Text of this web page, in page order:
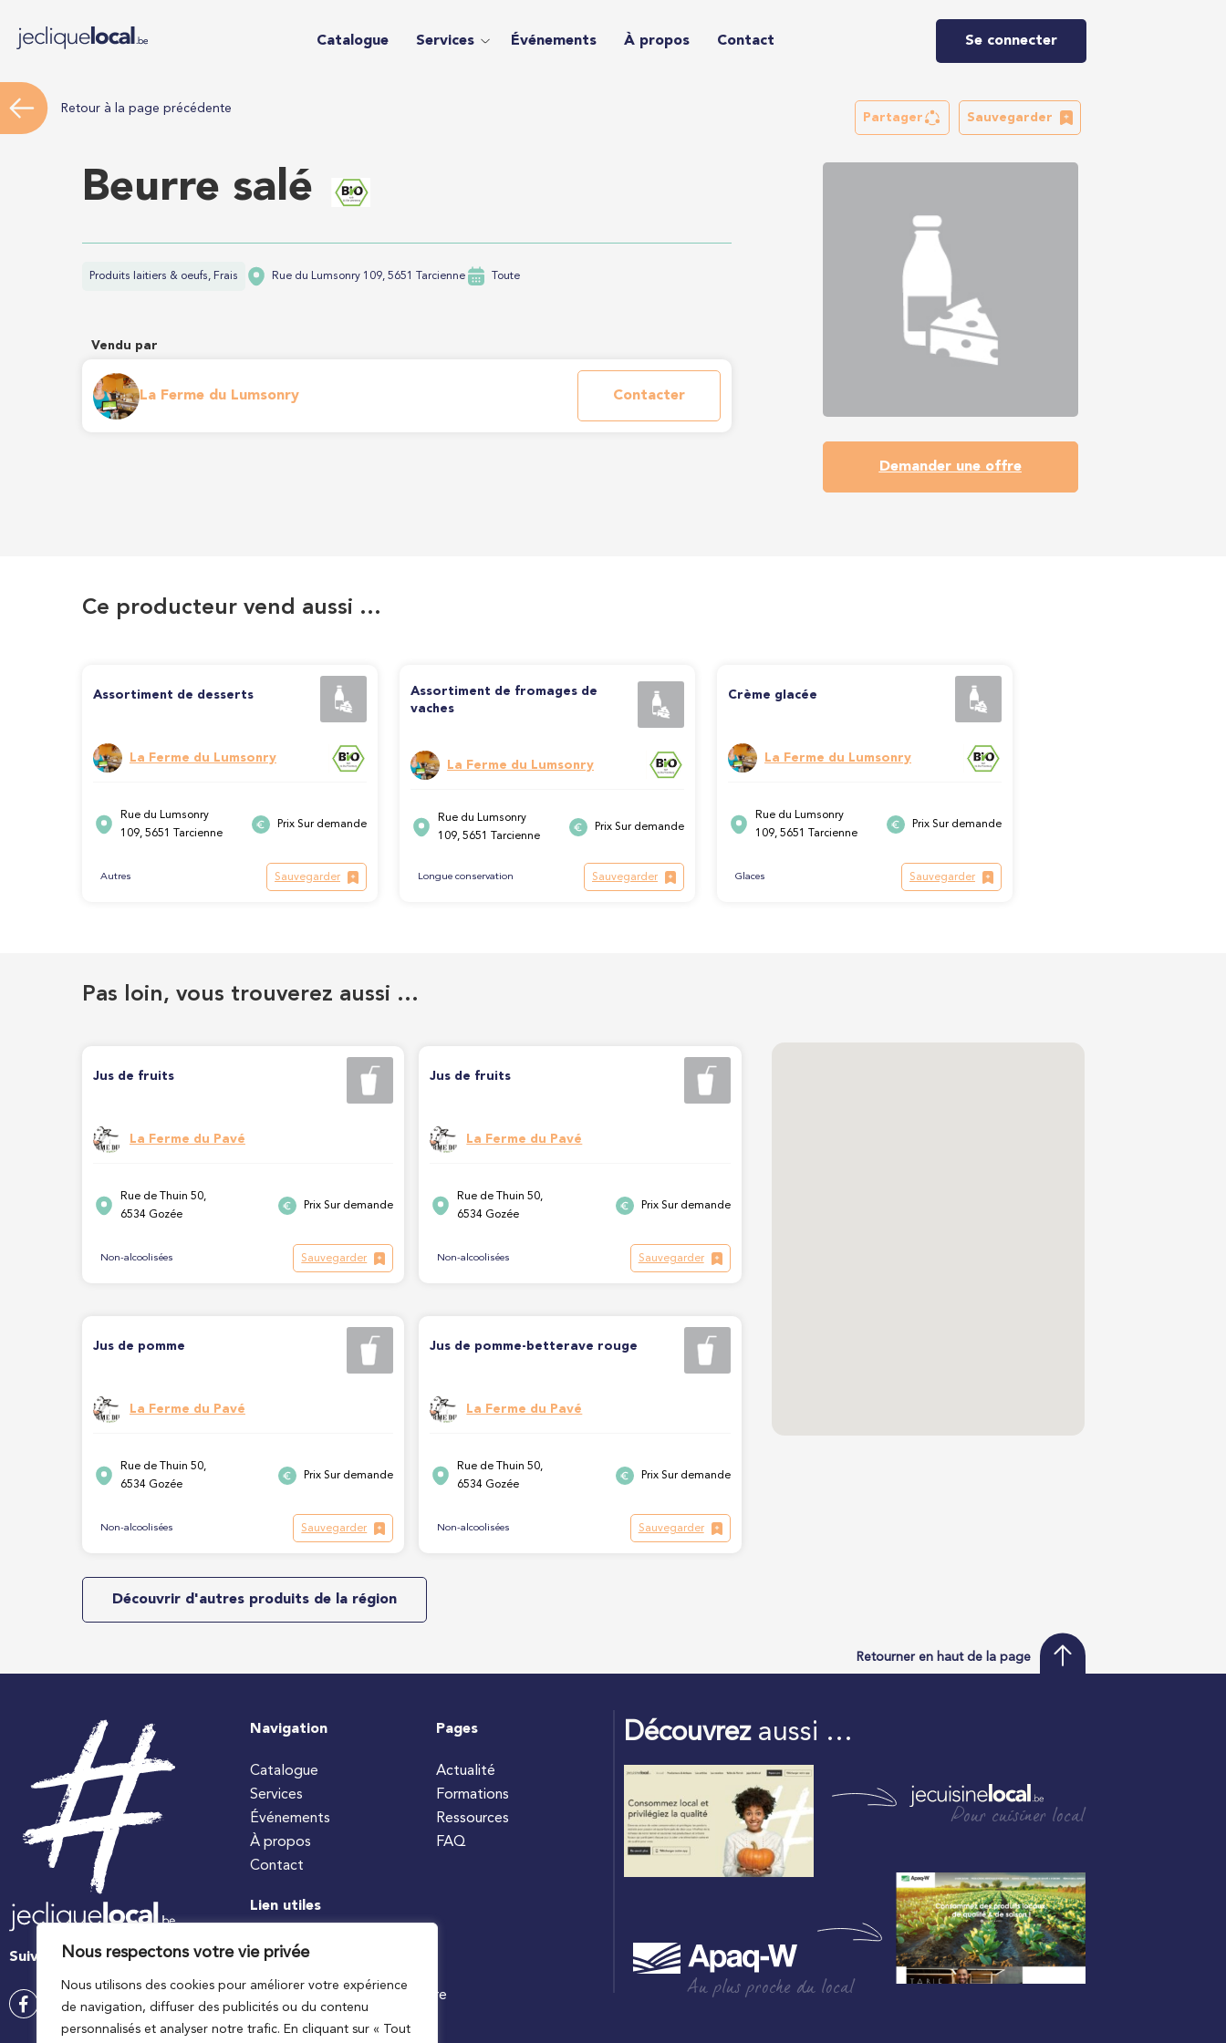
Nous respectons votre vie privée
Nous utilisons des cookies pour améliorer votre expérience
de navigation, diffuser des publicités ou du contenu
personnalisés et analyser notre trafic. En cliquant sur « Tout
Catalogue Services Événements À propos Contact Se connecter
Retour à la page précédente
Partager Sauvegarder
Beurre salé
Produits laitiers & oeufs, Frais Rue du Lumsonry 109, 5651 Tarcienne Toute
Vendu par
La Ferme du Lumsonry Contacter
Demander une offre
Ce producteur vend aussi …
Assortiment de desserts
La Ferme du Lumsonry
Rue du Lumsonry
109, 5651 Tarcienne
Prix Sur demande
Autres Sauvegarder
Assortiment de fromages de
vaches
La Ferme du Lumsonry
Rue du Lumsonry
109, 5651 Tarcienne
Prix Sur demande
Longue conservation Sauvegarder
Crème glacée
La Ferme du Lumsonry
Rue du Lumsonry
109, 5651 Tarcienne
Prix Sur demande
Glaces Sauvegarder
Pas loin, vous trouverez aussi …
Jus de fruits
La Ferme du Pavé
Rue de Thuin 50,
6534 Gozée
Prix Sur demande
Non-alcoolisées Sauvegarder
Jus de fruits
La Ferme du Pavé
Rue de Thuin 50,
6534 Gozée
Prix Sur demande
Non-alcoolisées Sauvegarder
Jus de pomme
La Ferme du Pavé
Rue de Thuin 50,
6534 Gozée
Prix Sur demande
Non-alcoolisées Sauvegarder
Jus de pomme-betterave rouge
La Ferme du Pavé
Rue de Thuin 50,
6534 Gozée
Prix Sur demande
Non-alcoolisées Sauvegarder
Découvrir d'autres produits de la région
Retourner en haut de la page
Suivez-nous
Navigation
Catalogue
Services
Événements
À propos
Contact
Pages
Actualité
Formations
Ressources
FAQ
Lien utiles
#jecuisinelocal
Ministre wallon de l’agriculture
Découvrezaussi …
Pour cuisiner local
Au plus proche du local